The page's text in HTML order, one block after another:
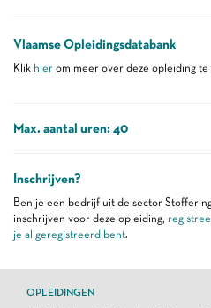
Vlaamse Opleidingsdatabank
Klik hier om meer over deze opleiding
Max. aantal uren: 40
Inschrijven?
Ben je een bedrijf uit de sector
inschrijven voor deze opleiding,
je al geregistreerd bent.
OPLEIDINGEN